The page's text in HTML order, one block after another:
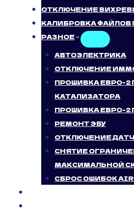
ОТКЛЮЧЕНИЕ
КАЛИБРОВКА ФАЙЛОВ
РАЗНОЕ
АВТОЭЛЕКТРИКА
ОТКЛЮЧЕНИЕ
ПРОШИВКА ЕВРО-2
КАТАЛИЗАТОРА
ПРОШИВКА ЕВРО-2
РЕМОНТ ЭБУ
ОТКЛЮЧЕНИЕ
СНЯТИЕ
МАКСИМАЛЬНОЙ
СБРОС ОШИБОК